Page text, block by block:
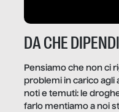
DA CHE DIPENDI
Pensiamo che non ci
problemi in carico agli
noti e temuti: le
farlo mentiamo a noi